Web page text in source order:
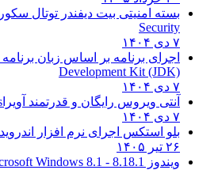
بسته امنیتی بیت دیفندر توتال
Security
۷ دی ۱۴۰۴
اجرای برنامه بر اساس زبان
Development Kit (JDK)
۷ دی ۱۴۰۴
آنتی ویروس رایگان و قدرتمند آویرا
۷ دی ۱۴۰۴
بلو استکس اجرای نرم افزار
۲۶ تیر ۱۴۰۵
ویندوز 8.1
8.1 - Microsoft Windows 8.1